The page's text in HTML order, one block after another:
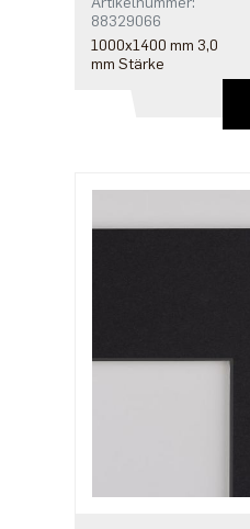
88329066
1000x1400 mm 3,0
mm Stärke